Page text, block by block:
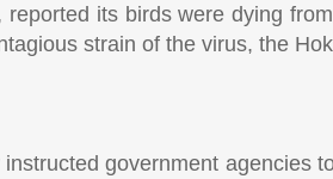
its birds were dying
strain of the virus, the
government agencies